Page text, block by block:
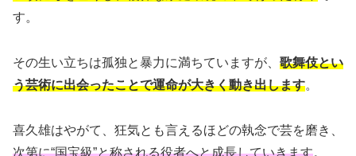
す。
その生い立ちは孤独と暴力に満ちていますが、 歌舞伎とい
う芸術に出会ったことで運命が大きく動き出します。
喜久雄はやがて、狂気とも言えるほどの執念で芸を磨き、
次第に“国宝級”と称される役者へと成長していきます。